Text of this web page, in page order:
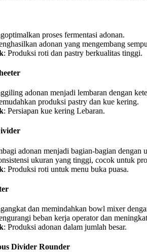
proses fermentasi adonan.
adonan yang mengembang
: Produksi roti dan pastry berkualitas tinggi.
adonan menjadi lembaran dengan
produksi pastry dan kue kering.
: Persiapan kue kering Lebaran.
adonan menjadi bagian-bagian dengan
ukuran yang tinggi, cocok untuk
: Produksi roti untuk menu buka puasa.
dan memindahkan bowl mixer
beban kerja operator dan
: Produksi adonan dalam jumlah besar.
Divider Rounder